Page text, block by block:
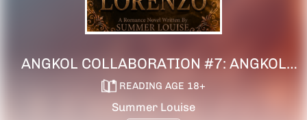
ANGKOL COLLABORATION #7: ANGKOL
LORENZO
READING AGE 18+
Summer Louise